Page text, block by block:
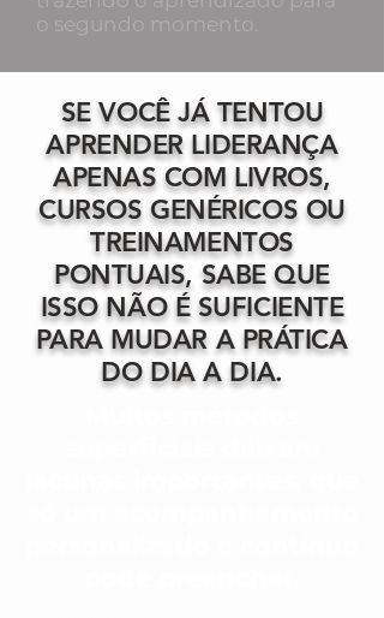
o segundo momento.
SE VOCÊ JÁ TENTOU
APRENDER LIDERANÇA
APENAS COM LIVROS,
CURSOS GENÉRICOS OU
TREINAMENTOS
PONTUAIS, SABE QUE
ISSO NÃO É SUFICIENTE
PARA MUDAR A PRÁTICA
DO DIA A DIA.